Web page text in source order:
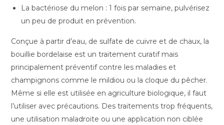
La bactériose du melon : 1 fois par semaine, pulvérisez
un peu de produit en prévention.
Conçue à partir d’eau, de sulfate de cuivre et de chaux, la
bouillie bordelaise est un traitement curatif mais
principalement préventif contre les maladies et
champignons comme le mildiou ou la cloque du pêcher.
Même si elle est utilisée en agriculture biologique, il faut
l’utiliser avec précautions. Des traitements trop fréquents,
une utilisation maladroite ou une application non ciblée